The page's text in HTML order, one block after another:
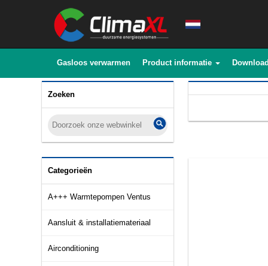
Gasloos verwarmen Product informatie
Zoeken
Categorieën
A+++ Warmtepompen Ventus
Aansluit & installatiemateriaal
Airconditioning